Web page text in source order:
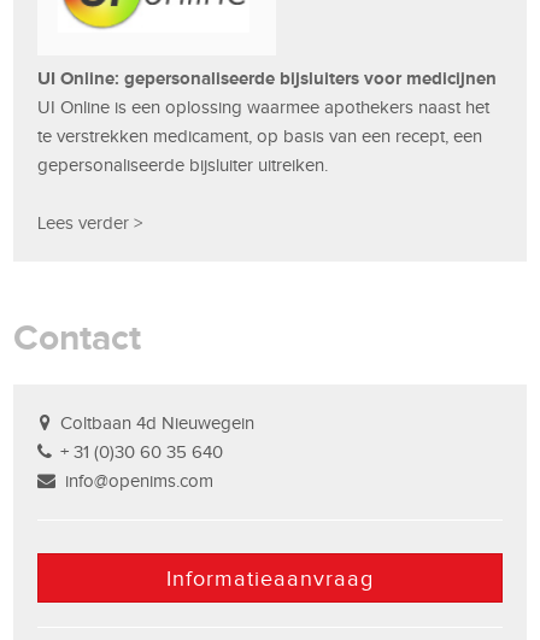
UI Online: gepersonaliseerde bijsluiters voor medicijnen
UI Online is een oplossing waarmee apothekers naast het
te verstrekken medicament, op basis van een recept, een
gepersonaliseerde bijsluiter uitreiken.
Lees verder >
Contact
Coltbaan 4d Nieuwegein
+ 31 (0)30 60 35 640
info@openims.com
Informatieaanvraag